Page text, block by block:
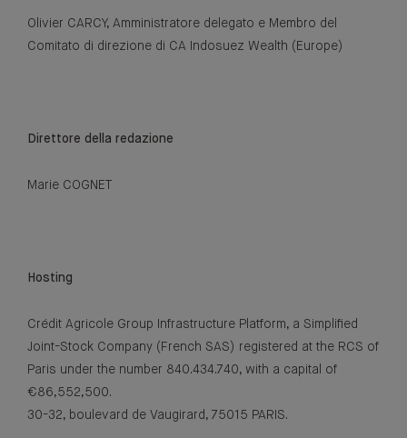
Olivier CARCY, Amministratore delegato e Membro del
Comitato di direzione di CA Indosuez Wealth (Europe)
Direttore della redazione
Marie COGNET
Hosting
Crédit Agricole Group Infrastructure Platform, a Simplified
Joint-Stock Company (French SAS) registered at the RCS of
Paris under the number 840.434.740, with a capital of
€86,552,500.
30-32, boulevard de Vaugirard, 75015 PARIS.